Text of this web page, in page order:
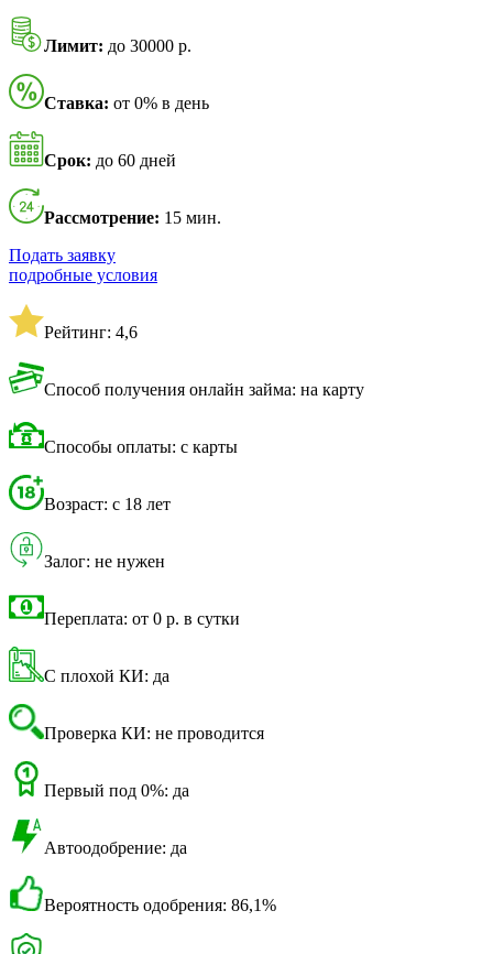
Лимит: до 30000 р.
Ставка: от 0% в день
Срок: до 60 дней
Рассмотрение: 15 мин.
Подать заявку
подробные условия
Рейтинг: 4,6
Способ получения онлайн займа: на карту
Способы оплаты: с карты
Возраст: с 18 лет
Залог: не нужен
Переплата: от 0 р. в сутки
С плохой КИ: да
Проверка КИ: не проводится
Первый под 0%: да
Автоодобрение: да
Вероятность одобрения: 86,1%